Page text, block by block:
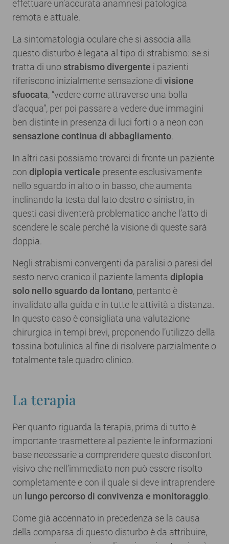
effettuare un’accurata anamnesi patologica
remota e attuale.
La sintomatologia oculare che si associa alla
questo disturbo è legata al tipo di strabismo: se si
tratta di uno strabismo divergente i pazienti
riferiscono inizialmente sensazione di visione
sfuocata, “vedere come attraverso una bolla
d’acqua”, per poi passare a vedere due immagini
ben distinte in presenza di luci forti o a neon con
sensazione continua di abbagliamento
In altri casi possiamo trovarci di fronte un paziente
con diplopia verticale presente esclusivamente
nello sguardo in alto o in basso, che aumenta
inclinando la testa dal lato destro o sinistro, in
questi casi diventerà problematico anche l’atto di
scendere le scale perché la visione di queste sarà
doppia.
Negli strabismi convergenti da paralisi o paresi del
sesto nervo cranico il paziente lamenta diplopia
solo nello sguardo da lontano, pertanto è
invalidato alla guida e in tutte le attività a distanza.
In questo caso è consigliata una valutazione
chirurgica in tempi brevi, proponendo l’utilizzo della
tossina botulinica al fine di risolvere parzialmente o
totalmente tale quadro clinico.
La terapia
Per quanto riguarda la terapia, prima di tutto è
importante trasmettere al paziente le informazioni
base necessarie a comprendere questo disconfort
visivo che nell’immediato non può essere risolto
completamente e con il quale si deve intraprendere
un lungo percorso di convivenza e monitoraggio
Come già accennato in precedenza se la causa
della comparsa di questo disturbo è da attribuire,